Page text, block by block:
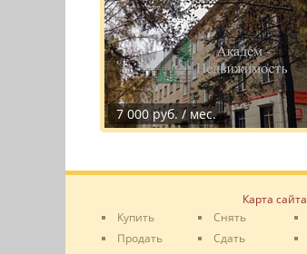
7 000 руб. / мес.
Карта сайта
Купить
Продать
Снять
Сдать